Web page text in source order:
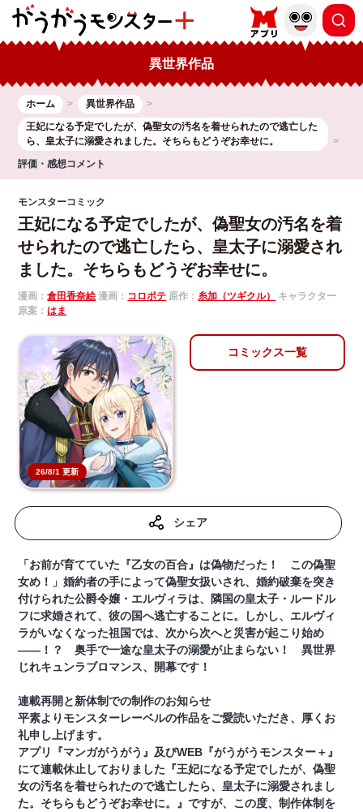
異世界作品
ホーム
異世界作品
王妃になる予定でしたが、偽聖女の汚名を着せられたので逃亡した
ら、皇太子に溺愛されました。そちらもどうぞお幸せに。
評価・感想コメント
モンスターコミック
王妃になる予定でしたが、偽聖女の汚名を着
せられたので逃亡したら、皇太子に溺愛され
ました。そちらもどうぞお幸せに。
漫画：倉田香奈絵漫画： コロポテ 原作： 糸加（ツギクル）
キャラクター
原案：はま
26/8/1 更新
コミックス一覧
シェア
「お前が育てていた『乙女の百合』は偽物だった！ この偽聖
女め！」婚約者の手によって偽聖女扱いされ、婚約破棄を突き
付けられた公爵令嬢・エルヴィラは、隣国の皇太子・ルードル
フに求婚されて、彼の国へ逃亡することに。しかし、エルヴィ
ラがいなくなった祖国では、次から次へと災害が起こり始め
――！？ 奥手で一途な皇太子の溺愛が止まらない！ 異世界
じれキュンラブロマンス、開幕です！
連載再開と新体制での制作のお知らせ
平素よりモンスターレーベルの作品をご愛読いただき、厚くお
礼申し上げます。
アプリ『マンガがうがう』及びWEB『がうがうモンスター＋』
にて連載休止しておりました『王妃になる予定でしたが、偽聖
女の汚名を着せられたので逃亡したら、皇太子に溺愛されまし
た。そちらもどうぞお幸せに。』ですが、この度、制作体制を